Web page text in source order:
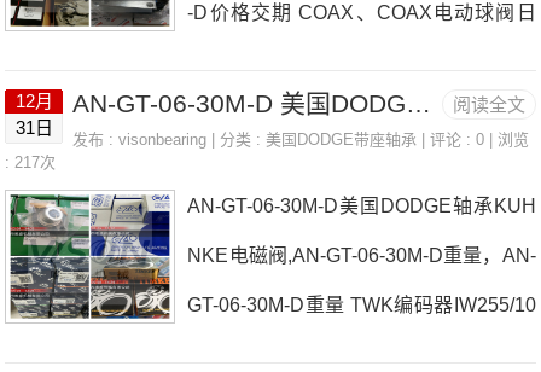
-D价格交期 COAX、COAX电动球阀日
PSEZ-107-PF4B-GTEZ-107-SHCR日本
测距传感器AN-GT-08-108-D日本EASE
轴承AN-GT-06-30M-D参数AN-GT-06-30
M-D价格,AN-GT-06-30M-D采购 热销型
阅读全文
12月
31日
AN-GT-06-30M-D 美国DODGE轴承 P2B-DLAH-115
发布 :visonbearing | 分类 :美国DODGE带座轴承 | 评论 : 0 | 浏览
: 217次
AN-GT-06-30M-D美国DODGE轴承KUH
NKE电磁阀,AN-GT-06-30M-D重量，AN-
GT-06-30M-D重量 TWK编码器IW255/10